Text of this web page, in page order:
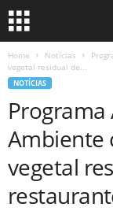
Home Notícias
vegetal residual de...
NOTÍCIAS
Programa
Ambiente
vegetal